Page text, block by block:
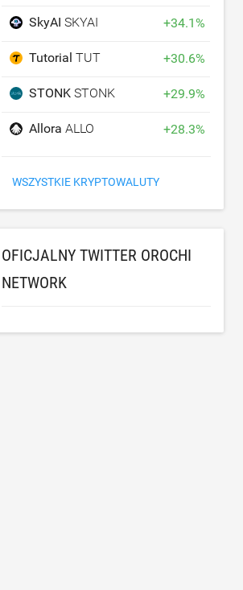
SkyAISKYAI +34.1%
TutorialTUT +30.6%
STONKSTONK +29.9%
AlloraALLO +28.3%
WSZYSTKIE KRYPTOWALUTY
OFICJALNY TWITTER OROCHI
NETWORK